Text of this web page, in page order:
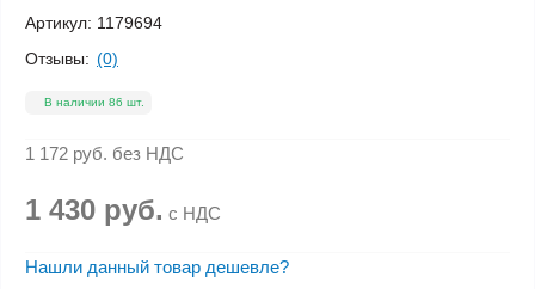
Артикул: 1179694
Отзывы: (0)
В наличии 86 шт.
1 172 руб. без НДС
1 430 руб. с НДС
Нашли данный товар дешевле?